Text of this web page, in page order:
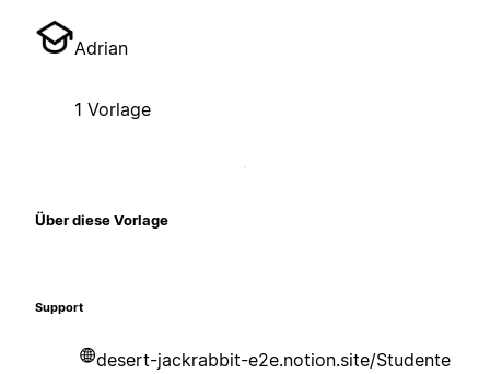
Adrian
1 Vorlage
Über diese Vorlage
Support
desert-jackrabbit-e2e.notion.site/Studente